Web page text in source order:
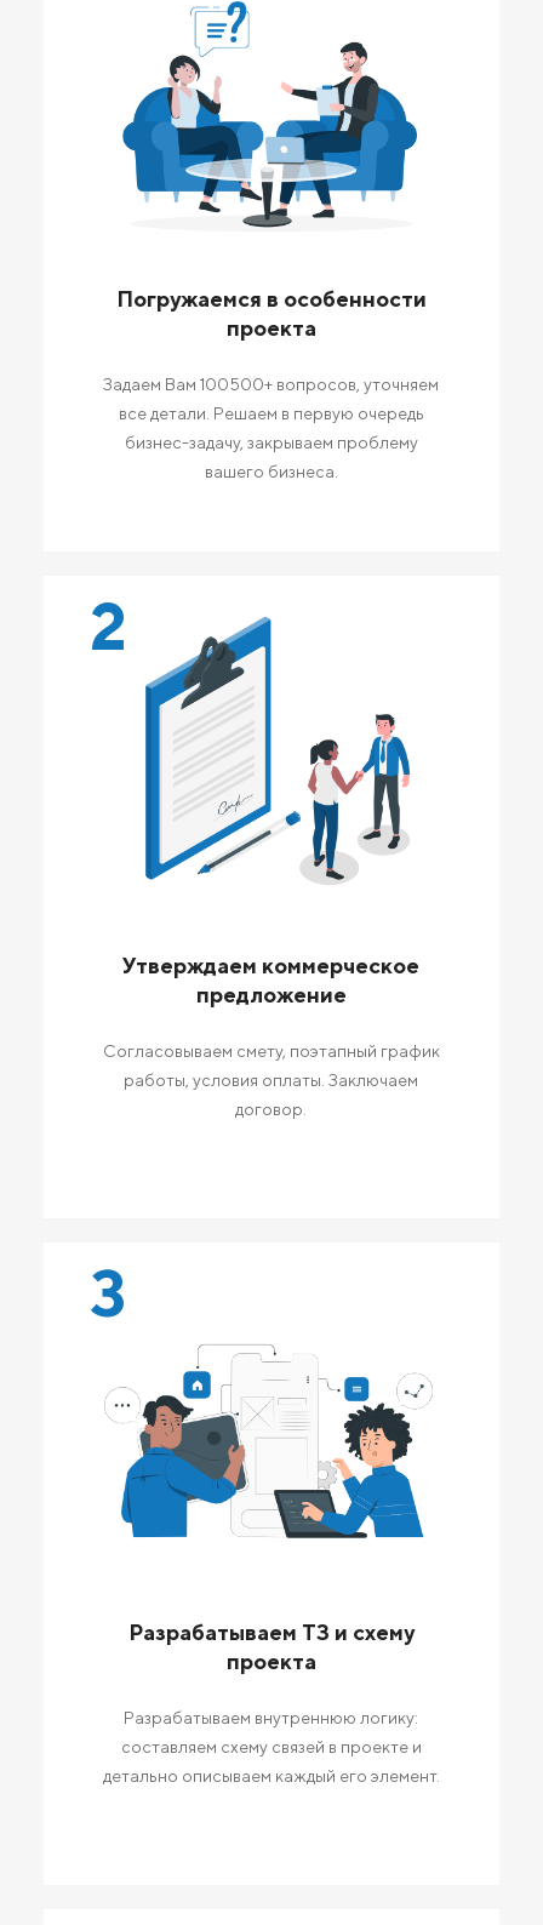
Погружаемся в особенности
проекта
Задаем Вам 100500+ вопросов, уточняем
все детали. Решаем в первую очередь
бизнес-задачу, закрываем проблему
вашего бизнеса.
2
Утверждаем коммерческое
предложение
Согласовываем смету, поэтапный график
работы, условия оплаты. Заключаем
договор.
3
Разрабатываем ТЗ и схему
проекта
Разрабатываем внутреннюю логику:
составляем схему связей в проекте и
детально описываем каждый его элемент.